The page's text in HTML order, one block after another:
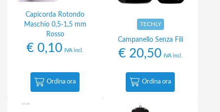
Capicorda Rotondo
Maschio 0,5-1,5 mm
Rosso
€ 0,10 IVA incl.
Ordina ora
TECHLY
Campanello Senza Fili
€20,50 IVA incl.
Ordina ora